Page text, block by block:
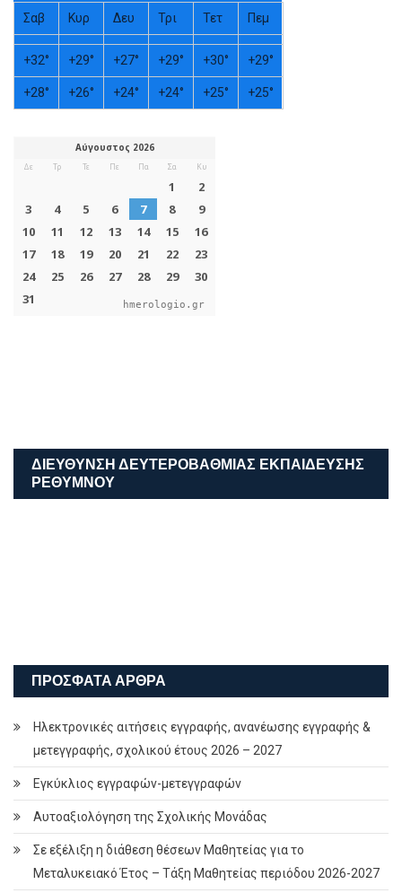
Σαβ
Κυρ Δευ Τρι Τετ Πεμ
+32° +29° +27° +29° +30° +29°
+28° +26° +24° +24° +25° +25°
hmerologio.gr
ΔΙΕΎΘΥΝΣΗ ΔΕΥΤΕΡΟΒΆΘΜΙΑΣ ΕΚΠΑΊΔΕΥΣΗΣ
ΡΕΘΎΜΝΟΥ
ΠΡΌΣΦΑΤΑ ΆΡΘΡΑ
Ηλεκτρονικές αιτήσεις εγγραφής, ανανέωσης εγγραφής &
μετεγγραφής, σχολικού έτους 2026 – 2027
Εγκύκλιος εγγραφών-μετεγγραφών
Αυτοαξιολόγηση της Σχολικής Μονάδας
Σε εξέλιξη η διάθεση θέσεων Μαθητείας για το
Μεταλυκειακό Έτος – Τάξη Μαθητείας περιόδου 2026-2027